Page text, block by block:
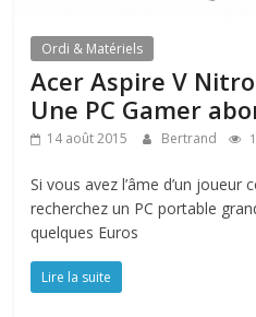
Ordi & Matériels
Acer Aspire V
Une PC Gamer
14 août 2015 Bertrand
Si vous avez l’âme d’un joueur
recherchez un PC portable
quelques Euros
Lire la suite